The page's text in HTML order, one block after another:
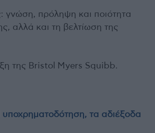
γνώση, πρόληψη και ποιότητα
αλλά και τη βελτίωση της
της Bristol Myers Squibb.
τα αδιέξοδα